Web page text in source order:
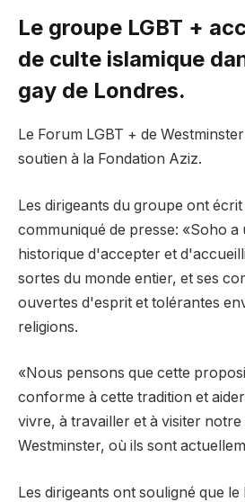
Le groupe LGBT +
de culte islamique
gay de Londres.
Le Forum LGBT + de
soutien à la Fondation Aziz.
Les dirigeants du groupe ont
communiqué de presse: «Soho
historique d'accepter et
sortes du monde entier, et ses
ouvertes d'esprit et tolérantes
religions.
«Nous pensons que cette
conforme à cette tradition et
vivre, à travailler et à visiter notre
Westminster, où ils sont
Les dirigeants ont souligné que